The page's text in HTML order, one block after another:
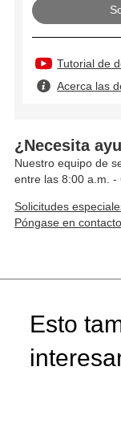
Tutorial de
Acerca las
¿Necesita
Nuestro equipo de
entre las 8:00 a.m.
Solicitudes
Póngase en
Esto